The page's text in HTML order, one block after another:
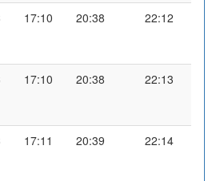
17:10 20:38 22:12
17:10 20:38 22:13
17:11 20:39 22:14